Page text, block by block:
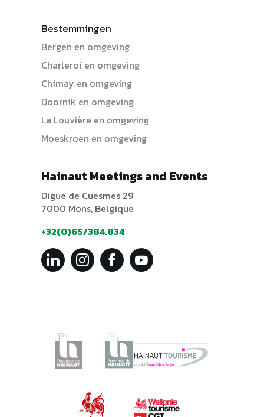
Bestemmingen
Bergen en omgeving
Charleroi en omgeving
Chimay en omgeving
Doornik en omgeving
La Louvière en omgeving
Moeskroen en omgeving
Hainaut Meetings and Events
Digue de Cuesmes 29
7000 Mons, Belgique
+32(0)65/384.834